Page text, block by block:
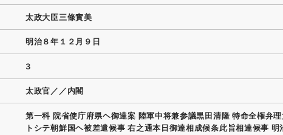
太政大臣三條實美
明治８年１２月９日
3
太政官／／内閣
第一科 院省使庁府県ヘ御達案 陸軍中将兼参議黒田清隆 特命全権弁
トシテ朝鮮国ヘ被差遣候事 右之通本日御達相成候条此旨相達候事 明